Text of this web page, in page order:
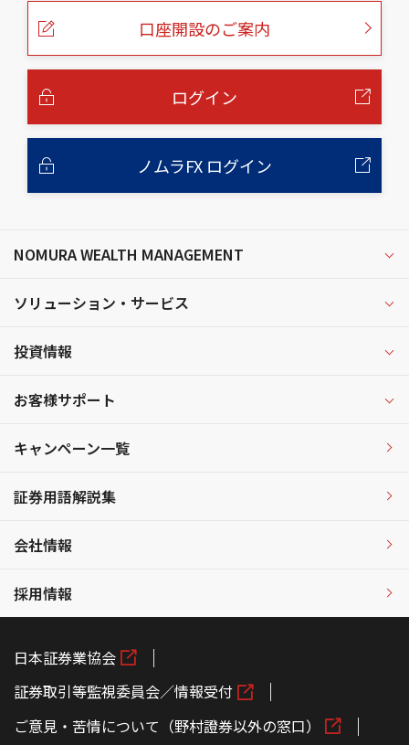
口座開設のご案内
ログイン
ノムラFX ログイン
NOMURA WEALTH MANAGEMENT
ソリューション・サービス
投資情報
お客様サポート
キャンペーン一覧
証券用語解説集
会社情報
採用情報
日本証券業協会
証券取引等監視委員会／情報受付
ご意見・苦情について（野村證券以外の窓口）